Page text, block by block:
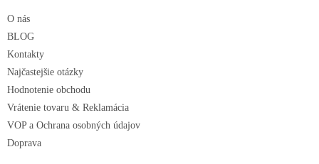
O nás
BLOG
Kontakty
Najčastejšie otázky
Hodnotenie obchodu
Vrátenie tovaru & Reklamácia
VOP a Ochrana osobných údajov
Doprava